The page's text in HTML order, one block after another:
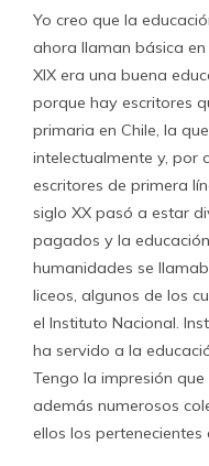
Yo creo que la
ahora llaman básica
XIX era una buena
porque hay escritores
primaria en Chile, la
intelectualmente y, por
escritores de primera
siglo XX pasó a estar
pagados y la
humanidades se
liceos, algunos de los
el Instituto Nacional.
ha servido a la
Tengo la impresión
además numerosos
ellos los